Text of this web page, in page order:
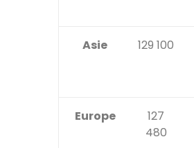
Asie 129 100
Europe
127
480